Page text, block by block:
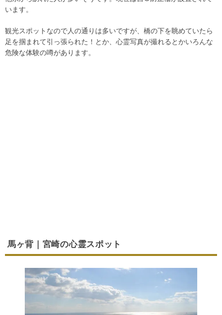
います。
観光スポットなので人の通りは多いですが、橋の下を眺めていたら
足を掴まれて引っ張られた！とか、心霊写真が撮れるとかいろんな
危険な体験の噂があります。
馬ヶ背｜宮崎の心霊スポット